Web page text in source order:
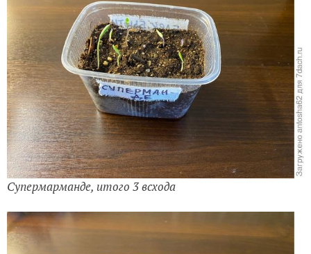
Супермарманде, итого 3 всхода